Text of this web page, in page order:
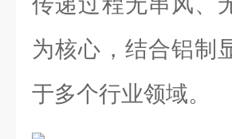
为核心，结合铝制
于多个行业领域。